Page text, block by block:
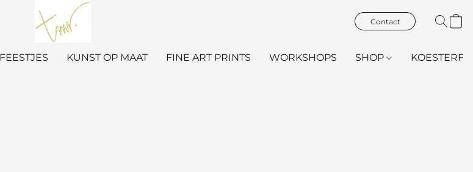
Contact
KUNST OP MAAT FINE ART PRINTS WORKSHOPS SHOP